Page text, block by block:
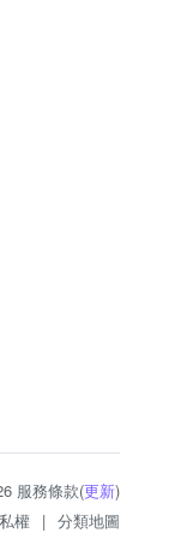
服務條款(更新)
權 | 分類地圖